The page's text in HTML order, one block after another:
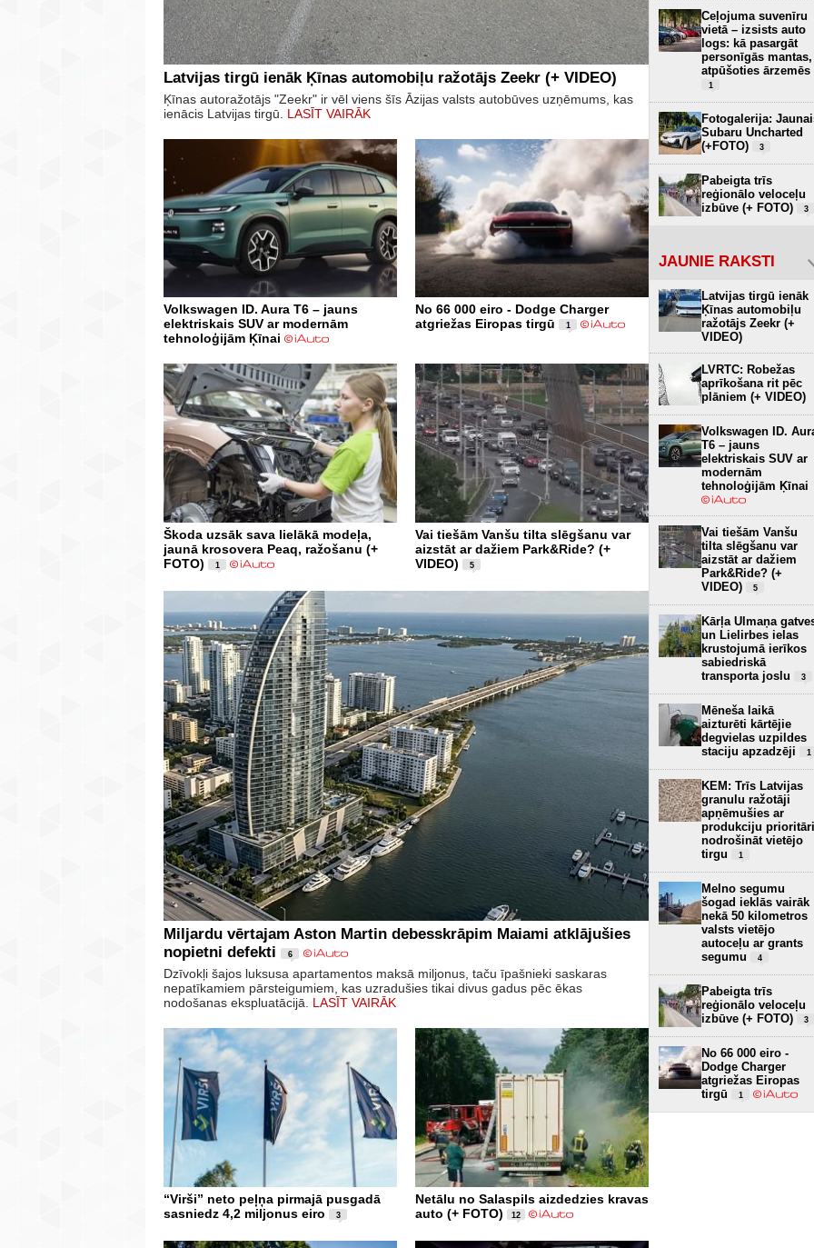
Latvijas tirgū ienāk Ķīnas automobiļu ražotājs Zeekr (+ VIDEO)
Ķīnas autoražotājs "Zeekr" ir vēl viens šīs Āzijas valsts autobūves uzņēmums, kas
ienācis Latvijas tirgū. LASĪT VAIRĀK
Volkswagen ID. Aura T6 – jauns
elektriskais SUV ar modernām
tehnoloģijām Ķīnai
No 66 000 eiro - Dodge Charger
atgriežas Eiropas tirgū
1
Škoda uzsāk sava lielākā modeļa,
jaunā krosovera Peaq, ražošanu (+
FOTO)
1
Vai tiešām Vanšu tilta slēgšanu var
aizstāt ar dažiem Park&Ride? (+
VIDEO)
5
Miljardu vērtajam Aston Martin debesskrāpim Maiami atklājušies
nopietni defekti
6
Dzīvokļi šajos luksusa apartamentos maksā miljonus, taču īpašnieki saskaras
nepatīkamiem pārsteigumiem, kas uzradušies tikai divus gadus pēc ēkas
nodošanas ekspluatācijā. LASĪT VAIRĀK
“Virši” neto peļņa pirmajā pusgadā
sasniedz 4,2 miljonus eiro
3
Netālu no Salaspils aizdedzies kravas
auto (+ FOTO)
12
Ceļojuma suvenīru
vietā – izsists auto
logs: kā pasargāt
personīgās mantas,
atpūšoties ārzemēs
1
Fotogalerija:
Subaru Uncharted
(+FOTO)
3
Pabeigta trīs
reģionālo veloceļu
izbūve (+ FOTO)
3
JAUNIE RAKSTI
Latvijas tirgū ienāk
Ķīnas automobiļu
ražotājs Zeekr (+
VIDEO)
LVRTC: Robežas
aprīkošana rit pēc
plāniem (+ VIDEO)
Volkswagen ID.
T6 – jauns
elektriskais SUV ar
modernām
tehnoloģijām Ķīnai
Vai tiešām Vanšu
tilta slēgšanu var
aizstāt ar dažiem
Park&Ride? (+
VIDEO)
5
Kārļa Ulmaņa
un Lielirbes ielas
krustojumā ierīkos
sabiedriskā
transporta joslu
3
Mēneša laikā
aizturēti kārtējie
degvielas uzpildes
staciju apzadzēji
1
KEM: Trīs Latvijas
granulu ražotāji
apņēmušies ar
produkciju prioritāri
nodrošināt vietējo
tirgu
1
Melno segumu
šogad ieklās vairāk
nekā 50 kilometros
valsts vietējo
autoceļu ar grants
segumu
4
Pabeigta trīs
reģionālo veloceļu
izbūve (+ FOTO)
3
No 66 000 eiro -
Dodge Charger
atgriežas Eiropas
tirgū
1